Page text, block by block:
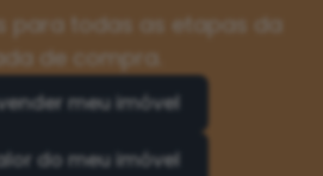
para todas as etapas da
de compra.
meu imóvel
do meu imóvel